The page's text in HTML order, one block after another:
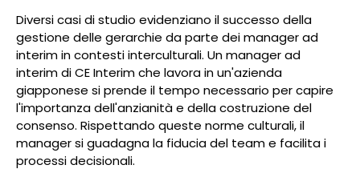
Diversi casi di studio evidenziano il successo della
gestione delle gerarchie da parte dei manager ad
interim in contesti interculturali. Un manager ad
interim di CE Interim che lavora in un'azienda
giapponese si prende il tempo necessario per capire
l'importanza dell'anzianità e della costruzione del
consenso. Rispettando queste norme culturali, il
manager si guadagna la fiducia del team e facilita i
processi decisionali.